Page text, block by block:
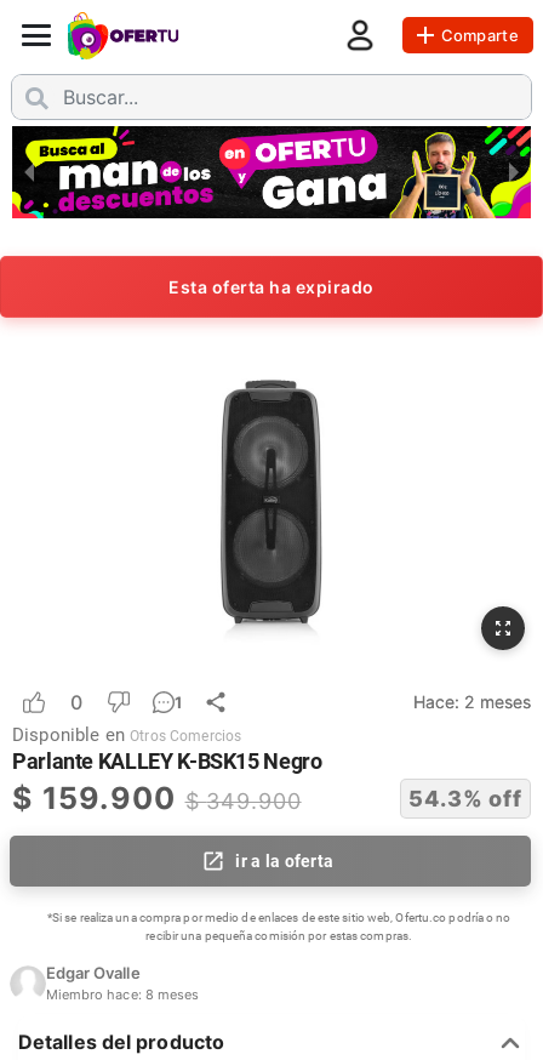
Comparte
Esta oferta ha expirado
0 1 Hace: 2 meses
Disponible en Otros Comercios
Parlante KALLEY K-BSK15 Negro
$ 159.900 $349.900 54.3% off
ir a la oferta
*Si se realiza una compra por medio de enlaces de este sitio web, Ofertu.co podría o no
recibir una pequeña comisión por estas compras.
Edgar Ovalle
Miembro hace: 8 meses
Detalles del producto